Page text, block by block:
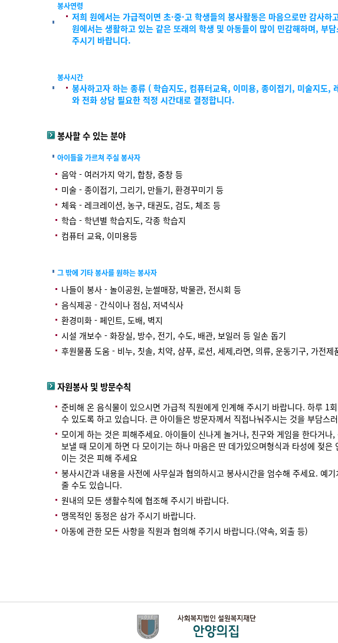
봉사연령
저희 원에서는 가급적이면 초·중·고 학생들의 봉사활동은 마음으로만 감사하
원에서는 생활하고 있는 같은 또래의 학생 및 아동들이 많이 민감해하며, 부
주시기 바랍니다.
봉사시간
봉사하고자 하는 종류 ( 학습지도, 컴퓨터교육, 이미용, 종이접기, 미술지도,
와 전화 상담 필요한 적정 시간대로 결정합니다.
봉사할 수 있는 분야
아이들을 가르쳐 주실 봉사자
음악 - 여러가지 악기, 합창, 중창 등
미술 - 종이접기, 그리기, 만들기, 환경꾸미기 등
체육 - 레크레이션, 농구, 태권도, 검도, 체조 등
학습 - 학년별 학습지도, 각종 학습지
컴퓨터 교육, 이미용등
그 밖에 기타 봉사를 원하는 봉사자
나들이 봉사 - 놀이공원, 눈썰매장, 박물관, 전시회 등
음식제공 - 간식이나 점심, 저녁식사
환경미화 - 페인트, 도배, 벽지
시설 개보수 - 화장실, 방수, 전기, 수도, 배관, 보일러 등 일손 돕기
후원물품 도움 - 비누, 칫솔, 치약, 샴푸, 로션, 세제,라면, 의류, 운동기구, 가전제
자원봉사 및 방문수칙
준비해 온 음식물이 있으시면 가급적 직원에게 인계해 주시기 바랍니다. 하루 1
수 있도록 하고 있습니다. 큰 아이들은 방문자께서 직접나눠주시는 것을 부담스
모이게 하는 것은 피해주세요. 아이들이 신나게 놀거나, 친구와 게임을 한다거나
보낼 때 모이게 하면 다 모이기는 하나 마음은 딴 데가있으며형식과 타성에 젖은
이는 것은 피해 주세요
봉사시간과 내용을 사전에 사무실과 협의하시고 봉사시간을 엄수해 주세요. 예
줄 수도 있습니다.
원내의 모든 생활수칙에 협조해 주시기 바랍니다.
맹목적인 동정은 삼가 주시기 바랍니다.
아동에 관한 모든 사항을 직원과 협의해 주기시 바랍니다.(약속, 외출 등)